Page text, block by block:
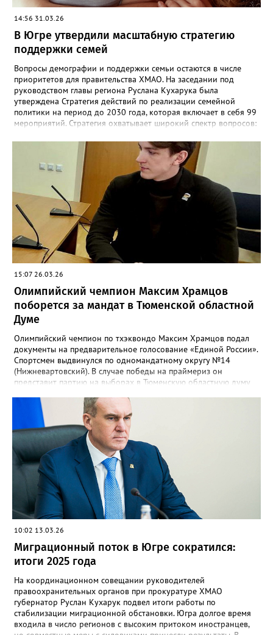
14:56 31.03.26
В Югре утвердили масштабную стратегию
поддержки семей
Вопросы демографии и поддержки семьи остаются в числе
приоритетов для правительства ХМАО. На заседании под
руководством главы региона Руслана Кухарука была
утверждена Стратегия действий по реализации семейной
политики на период до 2030 года, которая включает в себя 99
мероприятий. Стратегия охватывает широкий спектр вопросов:
экономического благосостояния домохозяйств. «Это большой
блок, включающий не только событийные мероприятия, но и, в
том числе, адресную поддержку», — подчеркнул Руслан
Кухарук. Реализация стратегии потребует изменений в
инфраструктуре: от реформы работы женских консультаций
до создания комфортных общественных пространств.
Отдельным пунктом выделена поддержка студенческих семей,
для которых в вузах будут организованы специальные сервисы
помощи.
15:07 26.03.26
Олимпийский чемпион Максим Храмцов
поборется за мандат в Тюменской областной
Думе
Олимпийский чемпион по тхэквондо Максим Храмцов подал
документы на предварительное голосование «Единой России».
Спортсмен выдвинулся по одномандатному округу №14
(Нижневартовский). В случае победы на праймериз он
представит партию на выборах в Тюменскую областную думу
обдуманный и серьезный шаг. Уже несколько лет он
занимается общественной деятельностью, популяризирует
спорт и делится опытом с молодыми атлетами. Свою
мотивацию спортсмен объясняет желанием помогать жителям
Нижневартовска и Югры. Напомним, Максим Храмцов первым в
стране завоевал золото Олимпийских игр по тхэквондо. В
настоящее время он тренируется, занимается общественной
работой и уже успел исполнить мечту юного вартовчанина
Семёна Заяца, организовав для него и его сверстников мастер-
класс.
10:02 13.03.26
Миграционный поток в Югре сократился:
итоги 2025 года
На координационном совещании руководителей
правоохранительных органов при прокуратуре ХМАО
губернатор Руслан Кухарук подвел итоги работы по
стабилизации миграционной обстановки. Югра долгое время
входила в число регионов с высоким притоком иностранцев,